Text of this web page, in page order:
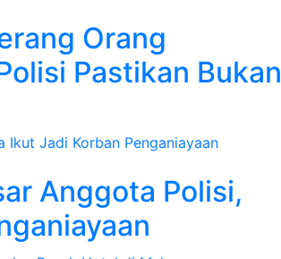
Orang
Pastikan Bukan
Anggota Polisi,